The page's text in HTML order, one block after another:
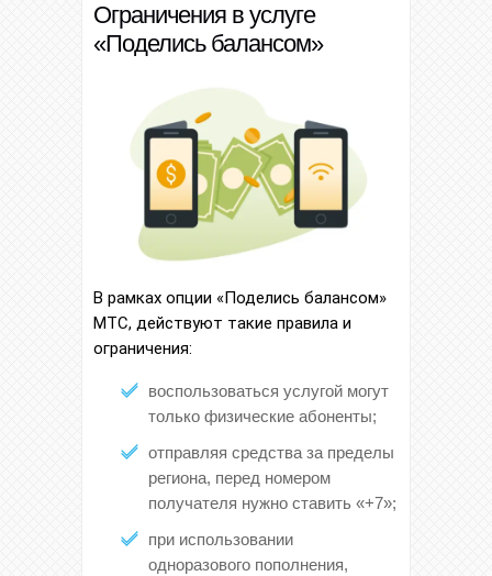
Ограничения в услуге
«Поделись балансом»
В рамках опции «Поделись балансом»
МТС, действуют такие правила и
ограничения:
воспользоваться услугой могут
только физические абоненты;
отправляя средства за пределы
региона, перед номером
получателя нужно ставить «+7»;
при использовании
одноразового пополнения,